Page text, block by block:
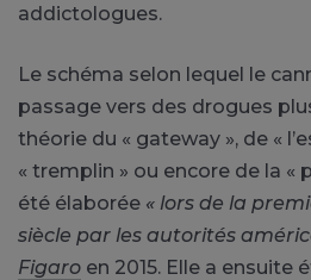
addictologues.
Le schéma selon lequel le
passage vers des drogues
théorie du « gateway », de «
« tremplin » ou encore de la «
été élaborée « lors de la
siècle par les autorités
Figaro en 2015. Elle a ensuite